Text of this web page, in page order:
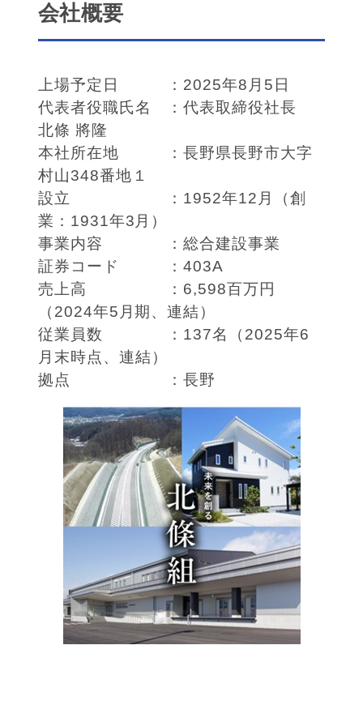
会社概要
上場予定日 ：2025年8月5日
代表者役職氏名 ：代表取締役社長
北條 將隆
本社所在地 ：長野県長野市大字
村山348番地１
設立 ：1952年12月（創
業：1931年3月）
事業内容 ：総合建設事業
証券コード ：403A
売上高 ：6,598百万円
（2024年5月期、連結）
従業員数 ：137名（2025年6
月末時点、連結）
拠点 ：長野